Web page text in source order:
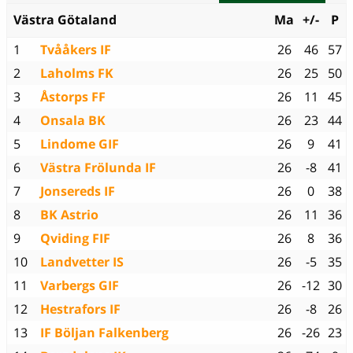
Västra Götaland
Ma +/-
P
1
Tvååkers IF 26 46
57
2
Laholms FK 26 25
50
3
Åstorps FF 26 11
45
4
Onsala BK 26 23 44
5
Lindome GIF 26 9
41
6
Västra Frölunda IF 26 -8
41
7
Jonsereds IF 26 0
38
8
BK Astrio 26 11
36
9
Qviding FIF 26 8
36
10
Landvetter IS 26 -5
35
11
Varbergs GIF 26 -12 30
12
Hestrafors IF 26 -8
26
13
IF Böljan Falkenberg 26 -26 23